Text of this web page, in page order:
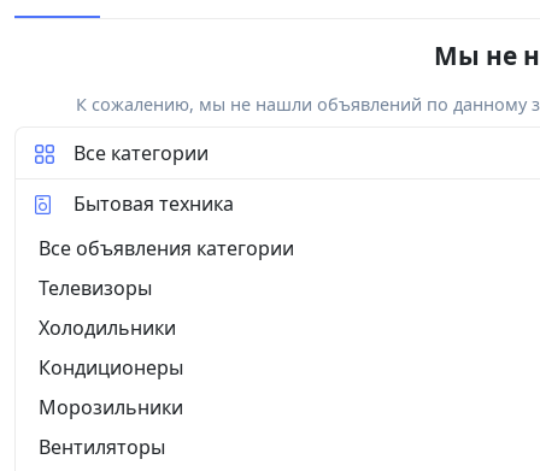
Мы не
К сожалению, мы не нашли объявлений по данному
Все категории
Бытовая техника
Все объявления категории
Телевизоры
Холодильники
Кондиционеры
Морозильники
Вентиляторы